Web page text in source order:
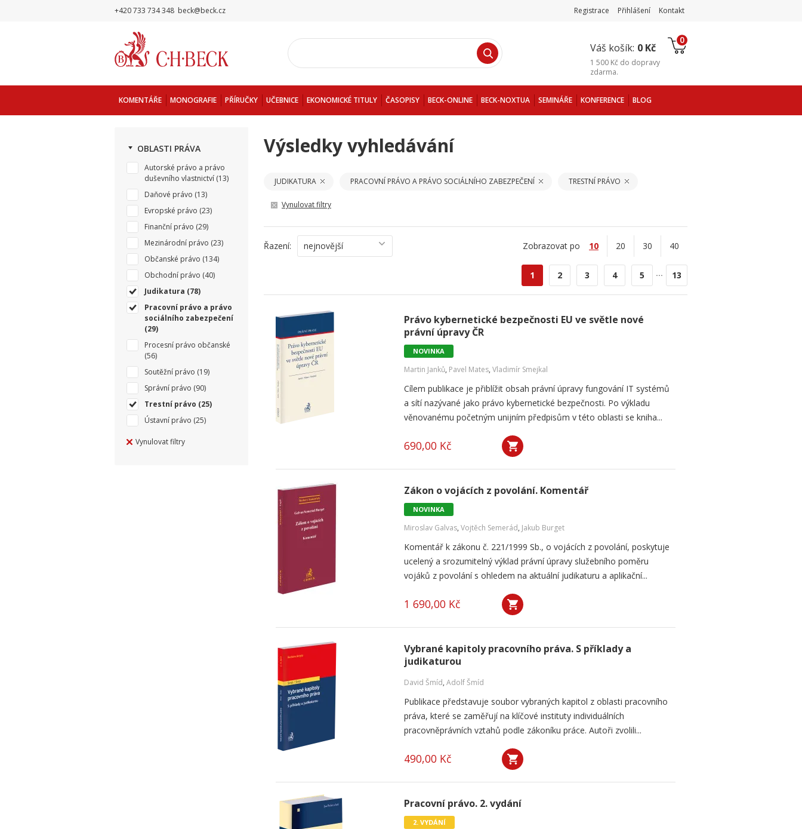
+420 733 734 348 beck@beck.cz Registrace Přihlášení Kontakt
Váš košík: 0 Kč
0
1 500 Kč do dopravy
zdarma.
KOMENTÁŘE MONOGRAFIE PŘÍRUČKY UČEBNICE EKONOMICKÉ TITULY ČASOPISY BECK-ONLINE BECK-NOXTUA SEMINÁŘE KONFERENCE BLOG
OBLASTI PRÁVA
Autorské právo a právo
duševního vlastnictví (13)
Daňové právo (13)
Evropské právo (23)
Finanční právo (29)
Mezinárodní právo (23)
Občanské právo (134)
Obchodní právo (40)
Judikatura (78)
Pracovní právo a právo
sociálního zabezpečení
(29)
Procesní právo občanské
(56)
Soutěžní právo (19)
Správní právo (90)
Trestní právo (25)
Ústavní právo (25)
Vynulovat filtry
Výsledky vyhledávání
JUDIKATURA PRACOVNÍ PRÁVO A PRÁVO SOCIÁLNÍHO ZABEZPEČENÍ TRESTNÍ PRÁVO
Vynulovat filtry
Řazení: nejnovější Zobrazovat po 10 20 30 40
1 2 3 4 5 ... 13
Právo kybernetické bezpečnosti EU ve světle nové
právní úpravy ČR
NOVINKA
Martin Janků, Pavel Mates, Vladimír Smejkal
Cílem publikace je přiblížit obsah právní úpravy fungování IT systémů
a sítí nazývané jako právo kybernetické bezpečnosti. Po výkladu
věnovanému početným unijním předpisům v této oblasti se kniha...
690,00 Kč
Zákon o vojácích z povolání. Komentář
NOVINKA
Miroslav Galvas, Vojtěch Semerád, Jakub Burget
Komentář k zákonu č. 221/1999 Sb., o vojácích z povolání, poskytuje
ucelený a srozumitelný výklad právní úpravy služebního poměru
vojáků z povolání s ohledem na aktuální judikaturu a aplikační...
1 690,00 Kč
Vybrané kapitoly pracovního práva. S příklady a
judikaturou
David Šmíd, Adolf Šmíd
Publikace představuje soubor vybraných kapitol z oblasti pracovního
práva, které se zaměřují na klíčové instituty individuálních
pracovněprávních vztahů podle zákoníku práce. Autoři zvolili...
490,00 Kč
Pracovní právo. 2. vydání
2. VYDÁNÍ